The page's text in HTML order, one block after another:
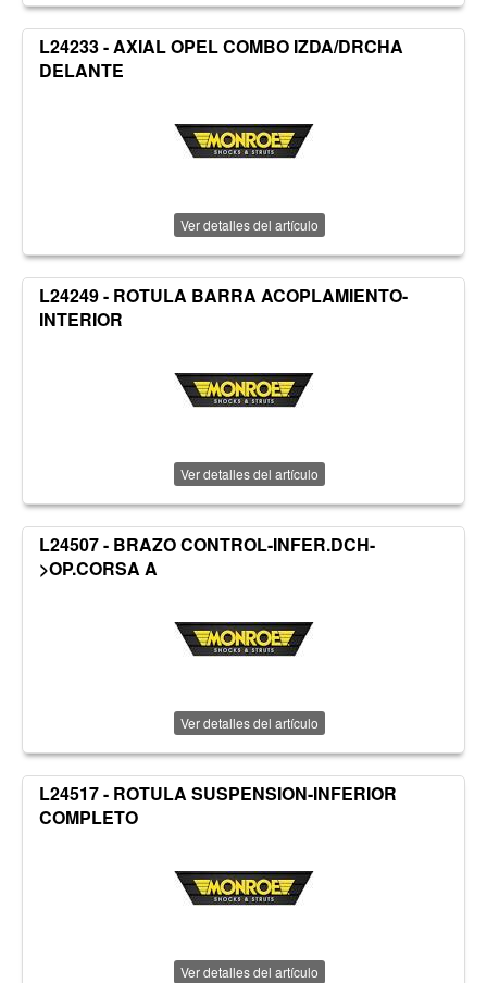
L24233 - AXIAL OPEL COMBO IZDA/DRCHA
DELANTE
Ver detalles del artículo
L24249 - ROTULA BARRA ACOPLAMIENTO-
INTERIOR
Ver detalles del artículo
L24507 - BRAZO CONTROL-INFER.DCH-
>OP.CORSA A
Ver detalles del artículo
L24517 - ROTULA SUSPENSION-INFERIOR
COMPLETO
Ver detalles del artículo